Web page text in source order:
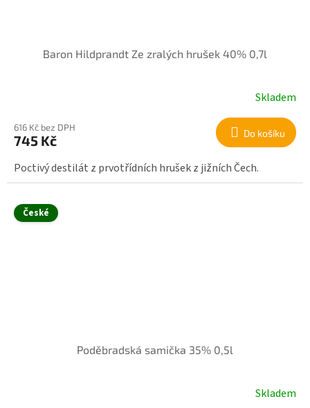
Baron Hildprandt Ze zralých hrušek 40% 0,7l
Skladem
616 Kč bez DPH
745 Kč Do košíku
Poctivý destilát z prvotřídních hrušek z jižních Čech.
České
Poděbradská samička 35% 0,5l
Skladem